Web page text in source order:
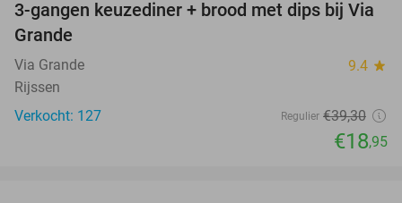
52%
3-gangen keuzediner + brood met dips bij Via
Grande
Via Grande 9.4 star
Rijssen
Verkocht: 127
Regulier €39,30
€18,95